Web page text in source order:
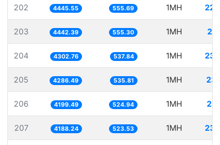
202 4445.55 555.69 1MH
203 4442.39 555.30 1MH
204 4302.76 537.84 1MH
205 4286.49 535.81 1MH
206 4199.49 524.94 1MH
207 4188.24 523.53 1MH